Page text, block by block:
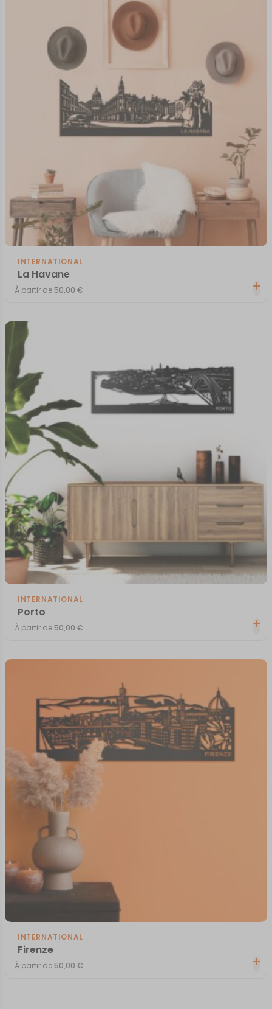
INTERNATIONAL
La Havane
À partir de 50,00 €
INTERNATIONAL
Porto
À partir de 50,00 €
INTERNATIONAL
Firenze
À partir de 50,00 €